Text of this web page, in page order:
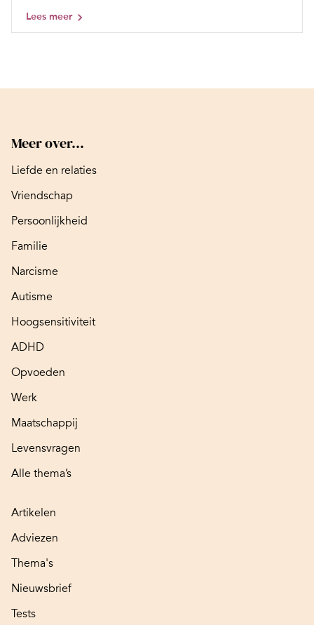
Lees meer
Meer over...
Liefde en relaties
Vriendschap
Persoonlijkheid
Familie
Narcisme
Autisme
Hoogsensitiviteit
ADHD
Opvoeden
Werk
Maatschappij
Levensvragen
Alle thema’s
Artikelen
Adviezen
Thema's
Nieuwsbrief
Tests